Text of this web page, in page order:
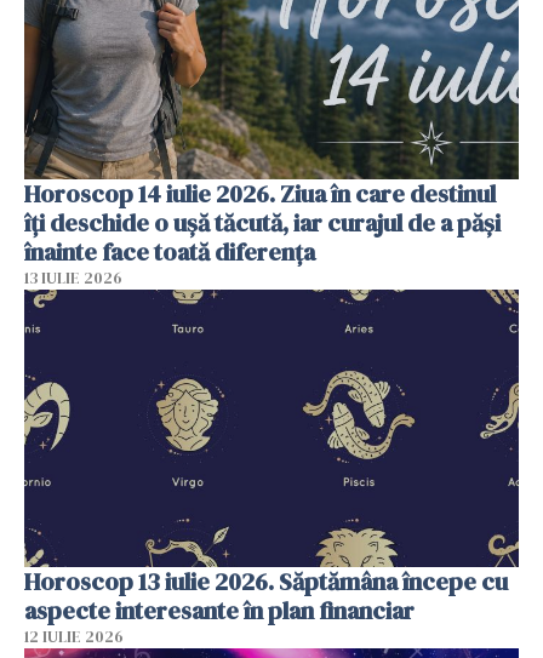
Horoscop 14 iulie 2026. Ziua în care destinul
îți deschide o ușă tăcută, iar curajul de a păși
înainte face toată diferența
13 IULIE 2026
Horoscop 13 iulie 2026. Săptămâna începe cu
aspecte interesante în plan financiar
12 IULIE 2026